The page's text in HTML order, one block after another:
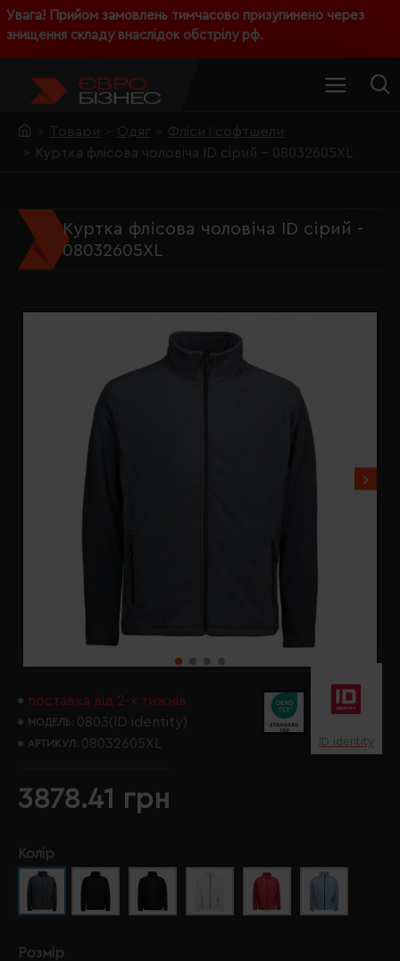
Увага! Прийом замовлень тимчасово призупинено через
знищення складу внаслідок обстрілу рф.
Товари Одяг
Фліси і софтшели
Куртка флісова чоловіча ID сірий - 08032605XL
Куртка флісова чоловіча ID сірий -
08032605XL
поставка від 2-х тижнів
МОДЕЛЬ: 0803(ID identity)
АРТИКУЛ: 08032605XL ID identity
3878.41 грн
Колір
Розмір